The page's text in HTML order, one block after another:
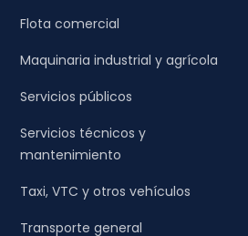
Flota comercial
Maquinaria industrial y agrícola
Servicios públicos
Servicios técnicos y
mantenimiento
Taxi, VTC y otros vehículos
Transporte general